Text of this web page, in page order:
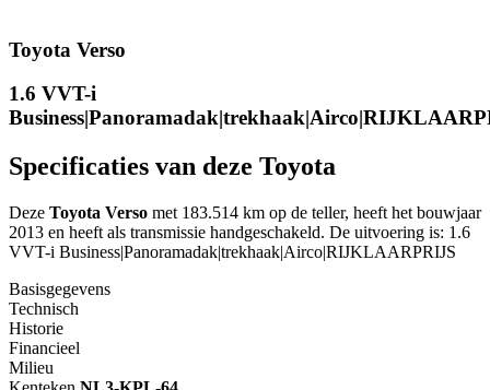
Toyota Verso
1.6 VVT-i
Specificaties van deze Toyota
Deze Toyota Verso met 183.514 km op de teller, heeft het bouwjaar
2013 en heeft als transmissie handgeschakeld. De uitvoering is: 1.6
VVT-i Business|Panoramadak|trekhaak|Airco|RIJKLAARPRIJS
Basisgegevens
Technisch
Historie
Financieel
Milieu